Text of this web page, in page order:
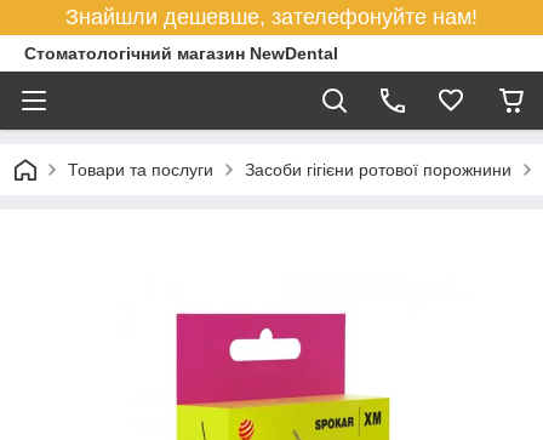
Знайшли дешевше, зателефонуйте нам!
Стоматологічний магазин NewDental
Товари та послуги Засоби гігієни ротової порожнини